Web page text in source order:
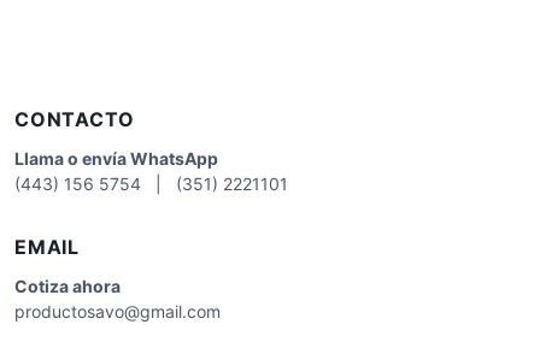
CONTACTO
Llama o envía WhatsApp
(443) 156 5754 | (351) 2221101
EMAIL
Cotizaahora
productosavo@gmail.com